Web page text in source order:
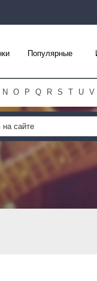
Популярные
N O P Q R S T U V